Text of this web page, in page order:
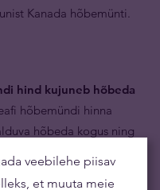
Kanada hõbemünti.
hind kujuneb hõbeda
hõbemündi hinna
hõbeda kogus ning
on raha.
Hõbedast
veebilehe piisav
et muuta meie